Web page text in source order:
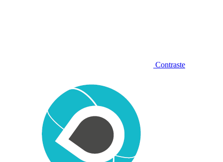
Contraste